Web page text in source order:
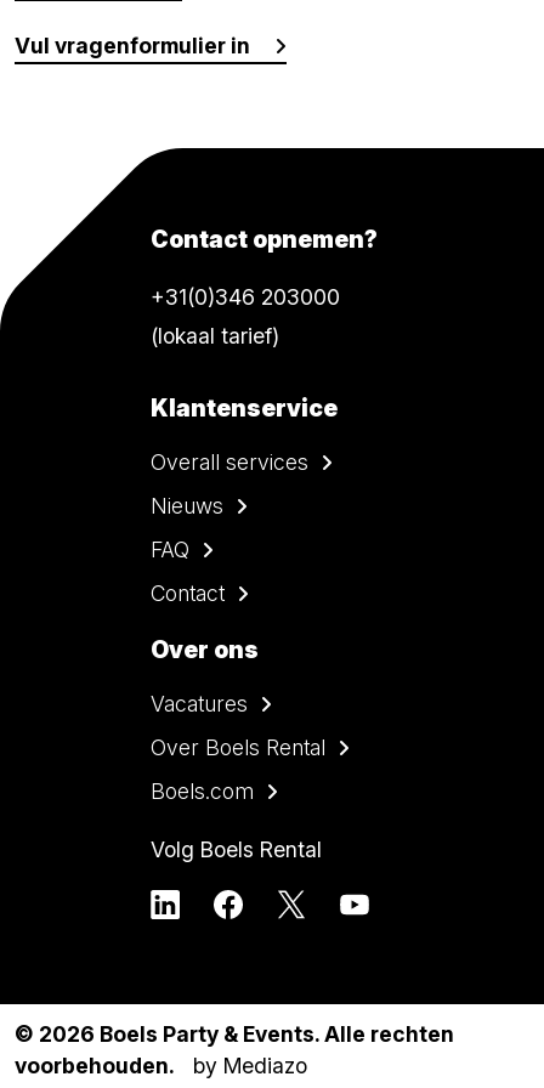
Vul vragenformulier in
Contact opnemen?
+31(0)346 203000
(lokaal tarief)
Klantenservice
Overall services
Nieuws
FAQ
Contact
Over ons
Vacatures
Over Boels Rental
Boels.com
Volg Boels Rental
© 2026 Boels Party & Events. Alle rechten
voorbehouden.
by Mediazo